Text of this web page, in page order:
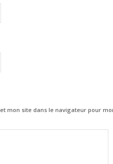
mon site dans le navigateur pour